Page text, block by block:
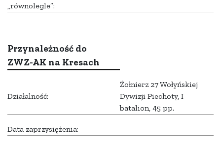
„równolegle”:
Przynależność do
ZWZ-AK na Kresach
Działalność:
Żołnierz 27 Wołyńskiej
Dywizji Piechoty, I
batalion, 45 pp.
Data zaprzysiężenia: